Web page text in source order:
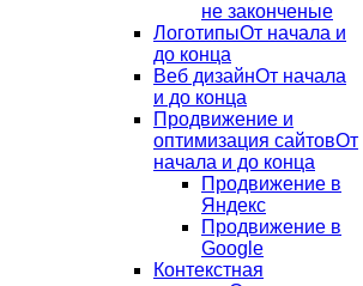
не законченые
ЛоготипыОт начала и
до конца
Веб дизайнОт начала
и до конца
Продвижение и
оптимизация сайтовОт
начала и до конца
Продвижение в
Яндекс
Продвижение в
Google
Контекстная